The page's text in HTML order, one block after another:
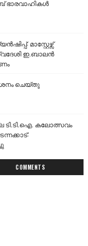
ഭാരവാഹികൾ
മാസ്റ്റേഴ്സ്
ഇ.ബാലൻ
ചെയ്തു
കലോത്സവം
COMMENTS